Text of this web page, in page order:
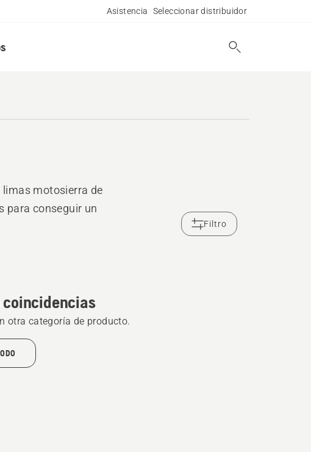
Asistencia Seleccionar distribuidor
motosierra de
para conseguir un
Filtro
coincidencias
otra categoría de producto.